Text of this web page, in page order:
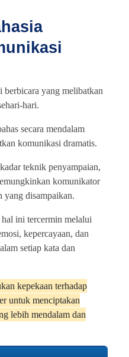
berbicara yang melibatkan
hari.
secara mendalam
komunikasi dramatis.
teknik penyampaian,
komunikator
yang disampaikan.
ini tercermin melalui
kepercayaan, dan
setiap kata dan
kepekaan terhadap
untuk menciptakan
lebih mendalam dan